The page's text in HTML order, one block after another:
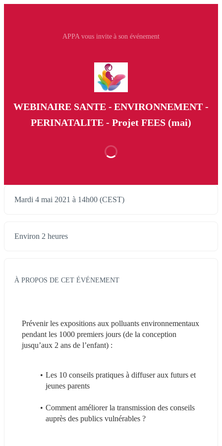
APPA vous invite à son événement
WEBINAIRE SANTE - ENVIRONNEMENT -
PERINATALITE - Projet FEES (mai)
Mardi 4 mai 2021 à 14h00 (CEST)
Environ 2 heures
À PROPOS DE CET ÉVÉNEMENT
Prévenir les expositions aux polluants environnementaux
pendant les 1000 premiers jours (de la conception
jusqu’aux 2 ans de l’enfant) :
Les 10 conseils pratiques à diffuser aux futurs et
jeunes parents
Comment améliorer la transmission des conseils
auprès des publics vulnérables ?